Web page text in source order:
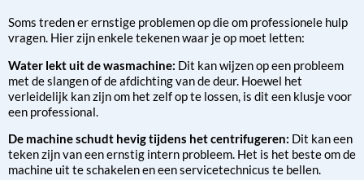
Soms treden er ernstige problemen op die om professionele hulp
vragen. Hier zijn enkele tekenen waar je op moet letten:
Water lekt uit de wasmachine: Dit kan wijzen op een probleem
met de slangen of de afdichting van de deur. Hoewel het
verleidelijk kan zijn om het zelf op te lossen, is dit een klusje voor
een professional.
De machine schudt hevig tijdens het centrifugeren: Dit kan een
teken zijn van een ernstig intern probleem. Het is het beste om de
machine uit te schakelen en een servicetechnicus te bellen.